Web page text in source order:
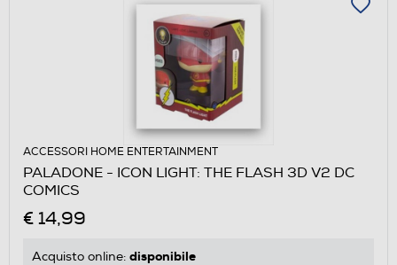
ACCESSORI HOME ENTERTAINMENT
PALADONE - ICON LIGHT: THE FLASH 3D V2 DC
COMICS
€ 14,99
Acquisto online: disponibile